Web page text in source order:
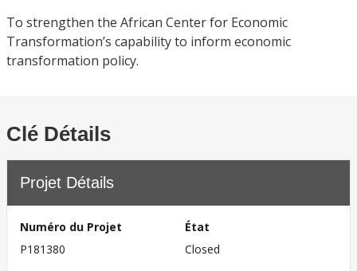
To strengthen the African Center for Economic
Transformation’s capability to inform economic
transformation policy.
Clé Détails
Projet Détails
Numéro du Projet
P181380
État
Closed